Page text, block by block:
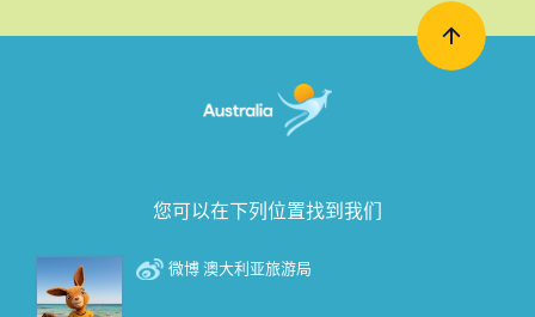
您可以在下列位置找到我们
微博 澳大利亚旅游局